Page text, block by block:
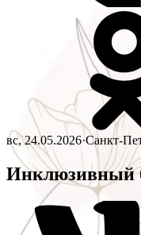
вс, 24.05.2026·Санкт-
Инклюзивный